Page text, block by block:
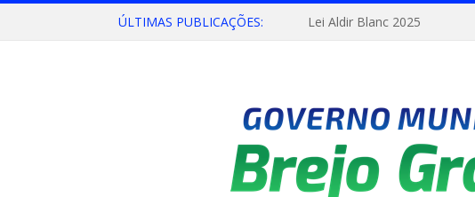
ÚLTIMAS PUBLICAÇÕES: Lei Aldir Blanc 2025